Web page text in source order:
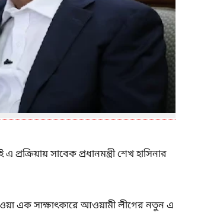
সাবেক প্রধানমন্ত্রী শেখ হাসিনার
দেওয়া এক সাক্ষাৎকারে আওয়ামী লীগের নতুন এ